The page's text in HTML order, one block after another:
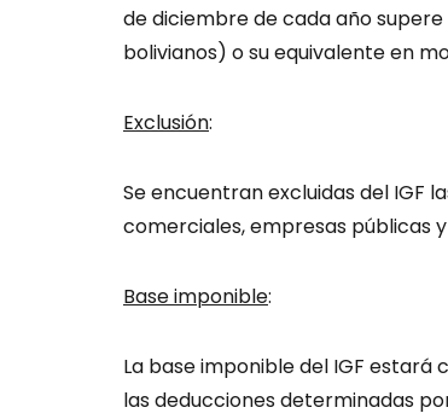
de diciembre de cada año supere
bolivianos) o su equivalente en
Exclusión:
Se encuentran excluidas del IGF
comerciales, empresas públicas
Base imponible:
La base imponible del IGF
las deducciones determinadas